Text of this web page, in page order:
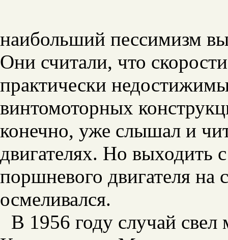
наибольший пессимизм
Они считали, что
практически
винтомоторных
конечно, уже слышал и
двигателях. Но выходить
поршневого двигателя на
осмеливался.
В 1956 году случай свел